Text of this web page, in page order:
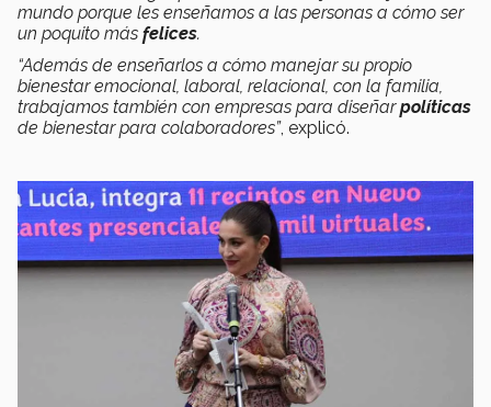
mundo porque les enseñamos a las personas a cómo ser
un poquito más felices.
“Además de enseñarlos a cómo manejar su propio
bienestar emocional, laboral, relacional, con la familia,
trabajamos también con empresas para diseñarpolíticas
de bienestar para colaboradores”, explicó.